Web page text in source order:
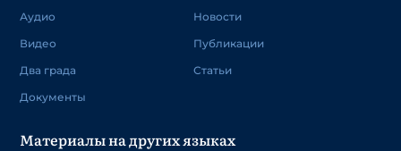
Аудио
Видео
Два града
Документы
Новости
Публикации
Статьи
Материалы на других языках